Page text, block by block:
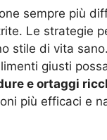
sempre più
Le strategie
stile di vita
giusti
e ortaggi
più efficaci e